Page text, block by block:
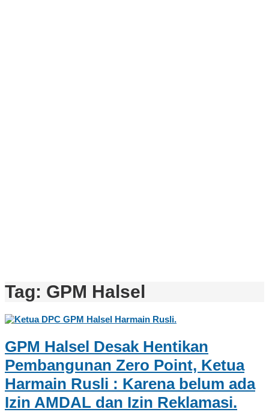
Tag: GPM Halsel
GPM Halsel Desak Hentikan
Pembangunan Zero Point, Ketua
Harmain Rusli : Karena belum ada
Izin AMDAL dan Izin Reklamasi.